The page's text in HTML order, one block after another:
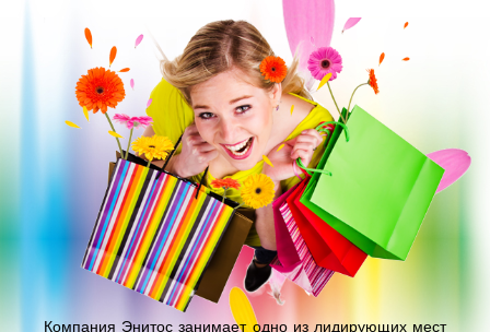
Компания Энитос занимает одно из лидирующих мест